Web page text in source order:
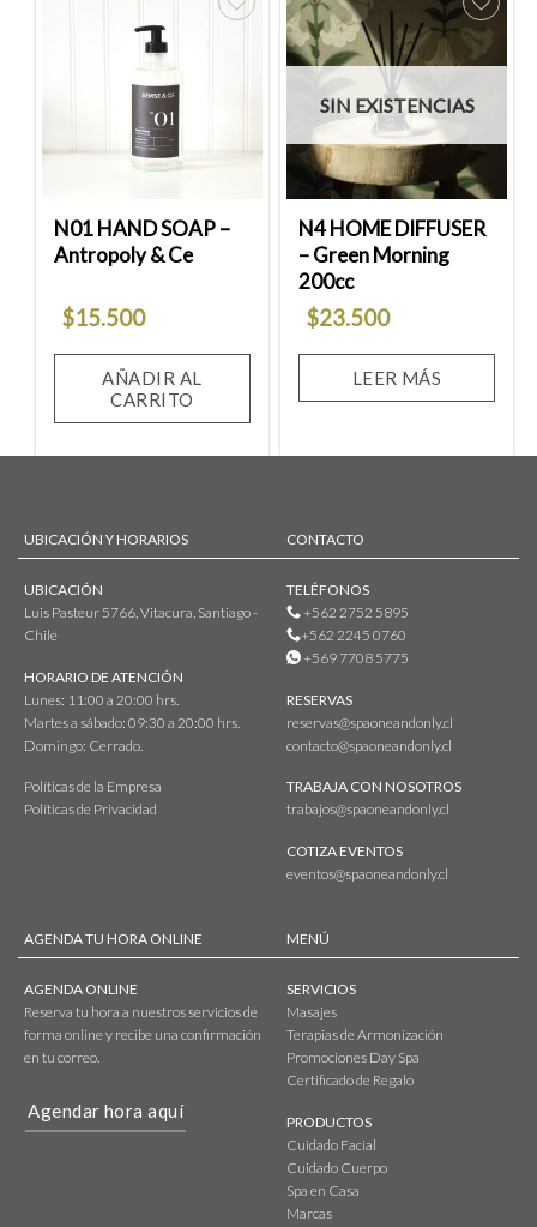
N01 HAND SOAP –
Antropoly & Ce
$15.500
AÑADIR AL
CARRITO
Añadir
lista
SIN EXISTENCIAS
N4 HOME DIFFUSER
– Green Morning
200cc
$23.500
LEER MÁS
UBICACIÓN Y HORARIOS
UBICACIÓN
Luis Pasteur 5766, Vitacura, Santiago -
Chile
HORARIO DE ATENCIÓN
Lunes: 11:00 a 20:00 hrs.
Martes a sábado: 09:30 a 20:00 hrs.
Domingo: Cerrado.
Políticas de la Empresa
Políticas de Privacidad
CONTACTO
TELÉFONOS
+562 2752 5895
+562 2245 0760
+569 7708 5775
RESERVAS
reservas@spaoneandonly.cl
contacto@spaoneandonly.cl
TRABAJA CON NOSOTROS
trabajos@spaoneandonly.cl
COTIZA EVENTOS
eventos@spaoneandonly.cl
AGENDA TU HORA ONLINE
AGENDA ONLINE
Reserva tu hora a nuestros servicios de
forma online y recibe una confirmación
en tu correo.
Agendar hora aquí
MENÚ
SERVICIOS
Masajes
Terapias de Armonización
Promociones Day Spa
Certificado de Regalo
PRODUCTOS
Cuidado Facial
Cuidado Cuerpo
Spa en Casa
Marcas